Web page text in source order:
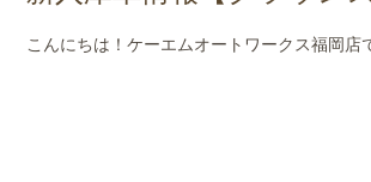
会社概要
こんにちは！ケーエムオートワークス福岡店